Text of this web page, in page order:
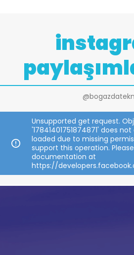
Unsupported get request.
'17841401751874871' does
loaded due to missing
support this operation.
documentation at
https://